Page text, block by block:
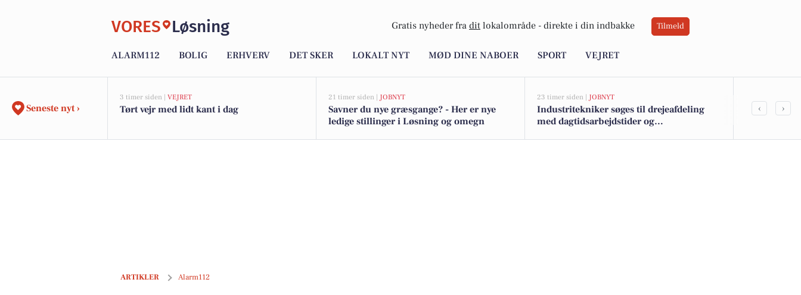
VORES Løsning Gratis nyheder fra dit lokalområde - direkte i din indbakke Tilmeld
ALARM112 BOLIG ERHVERV DET SKER LOKALT NYT MØD DINE NABOER SPORT VEJRET
Seneste nyt ›
3 timer siden | VEJRET
Tørt vejr med lidt kant i dag
21 timer siden | JOBNYT
Savner du nye græsgange? - Her er nye
ledige stillinger i Løsning og omegn
23 timer siden | JOBNYT
Industritekniker søges til drejeafdeling
med dagtidsarbejdstider og
Bakkevej 5
‹ ›
ARTIKLER Alarm112
Indbyggerne i Sydøstjylland føler sig grundlæggende trygge og har stor tillid til politiet